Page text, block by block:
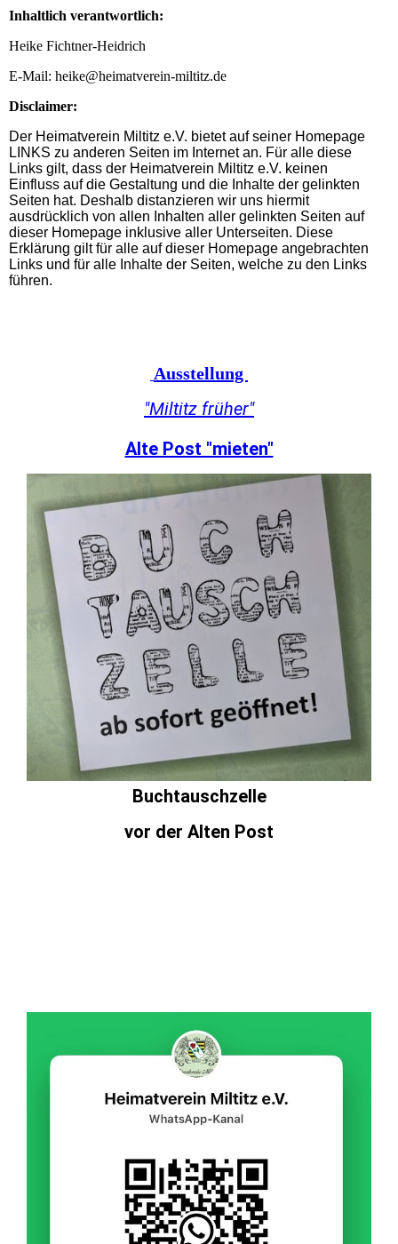
Inhaltlich verantwortlich:
Heike Fichtner-Heidrich
E-Mail: heike@heimatverein-miltitz.de
Disclaimer:
Der Heimatverein Miltitz e.V. bietet auf seiner Homepage
LINKS zu anderen Seiten im Internet an. Für alle diese
Links gilt, dass der Heimatverein Miltitz e.V. keinen
Einfluss auf die Gestaltung und die Inhalte der gelinkten
Seiten hat. Deshalb distanzieren wir uns hiermit
ausdrücklich von allen Inhalten aller gelinkten Seiten auf
dieser Homepage inklusive aller Unterseiten. Diese
Erklärung gilt für alle auf dieser Homepage angebrachten
Links und für alle Inhalte der Seiten, welche zu den Links
führen.
Ausstellung
"Miltitz früher"
Alte Post "mieten"
Buchtauschzelle
vor der Alten Post